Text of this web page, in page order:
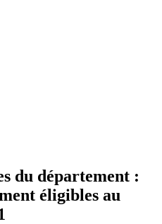
du département :
éligibles au